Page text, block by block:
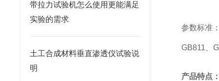
带拉力试验机怎么使用更能满足
实验的需求
土工合成材料垂直渗透仪试验说
明
参数标准
GB811 、
产品特点